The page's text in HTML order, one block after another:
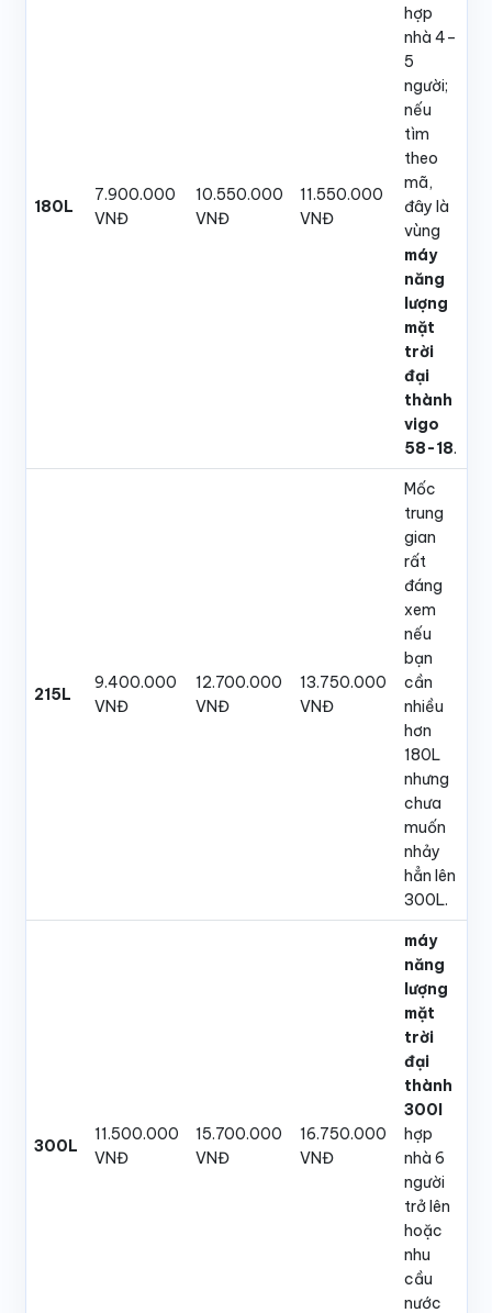
180L
7.900.000
VNĐ
10.550.000
VNĐ
11.550.000
VNĐ
hợp
nhà 4–
5
người;
nếu
tìm
theo
mã,
đây là
vùng
máy
năng
lượng
mặt
trời
đại
thành
vigo
58-18.
215L
9.400.000
VNĐ
12.700.000
VNĐ
13.750.000
VNĐ
Mốc
trung
gian
rất
đáng
xem
nếu
bạn
cần
nhiều
hơn
180L
nhưng
chưa
muốn
nhảy
hẳn lên
300L.
300L
11.500.000
VNĐ
15.700.000
VNĐ
16.750.000
VNĐ
máy
năng
lượng
mặt
trời
đại
thành
300l
hợp
nhà 6
người
trở lên
hoặc
nhu
cầu
nước